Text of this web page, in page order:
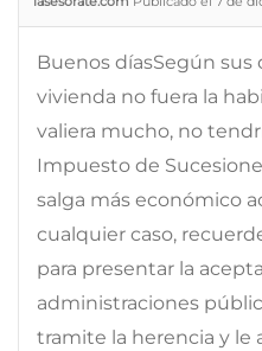
Buenos díasSegún sus
vivienda no fuera la
valiera mucho, no
Impuesto de
salga más económico
cualquier caso,
para presentar la
administraciones
tramite la herencia y le